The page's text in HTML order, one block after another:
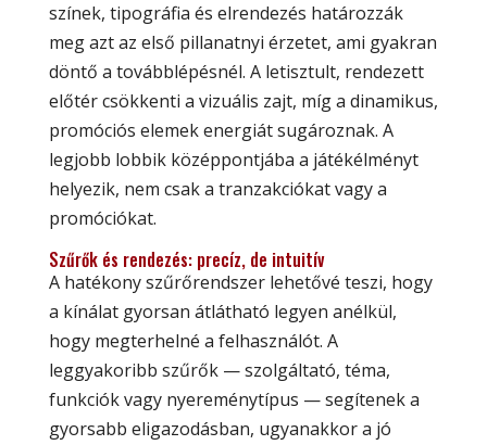
színek, tipográfia és elrendezés határozzák
meg azt az első pillanatnyi érzetet, ami gyakran
döntő a továbblépésnél. A letisztult, rendezett
előtér csökkenti a vizuális zajt, míg a dinamikus,
promóciós elemek energiát sugároznak. A
legjobb lobbik középpontjába a játékélményt
helyezik, nem csak a tranzakciókat vagy a
promóciókat.
Szűrők és rendezés: precíz, de intuitív
A hatékony szűrőrendszer lehetővé teszi, hogy
a kínálat gyorsan átlátható legyen anélkül,
hogy megterhelné a felhasználót. A
leggyakoribb szűrők — szolgáltató, téma,
funkciók vagy nyereménytípus — segítenek a
gyorsabb eligazodásban, ugyanakkor a jó